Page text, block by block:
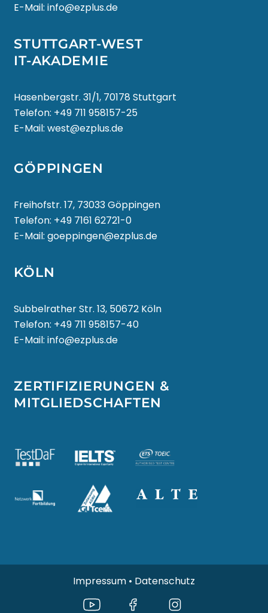
E-Mail:info@ezplus.de
STUTTGART-WEST
IT-AKADEMIE
Hasenbergstr. 31/1, 70178 Stuttgart
Telefon: +49 711 958157-25
E-Mail:west@ezplus.de
GÖPPINGEN
Freihofstr. 17, 73033 Göppingen
Telefon: +49 7161 62721-0
E-Mail:goeppingen@ezplus.de
KÖLN
Subbelrather Str. 13, 50672 Köln
Telefon: +49 711 958157-40
E-Mail:info@ezplus.de
ZERTIFIZIERUNGEN &
MITGLIEDSCHAFTEN
Impressum • Datenschutz